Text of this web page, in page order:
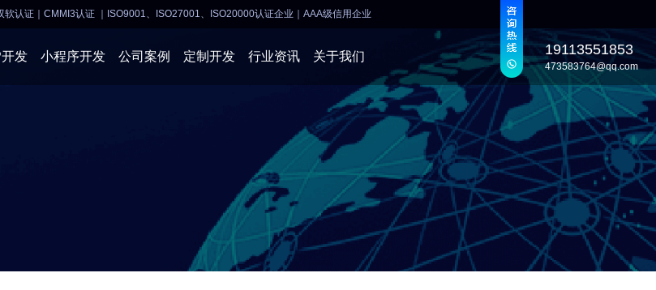
软认证｜CMMI3认证 ｜ISO9001、ISO27001、ISO20000认证企业 AAA级信用企业
发 小程序开发 公司案例 定制开发 行业资讯
小程序开发
系统开发
物联网开发
网站建设
企业经营
商业行情
关于我们 19113551853
473583764@qq.com